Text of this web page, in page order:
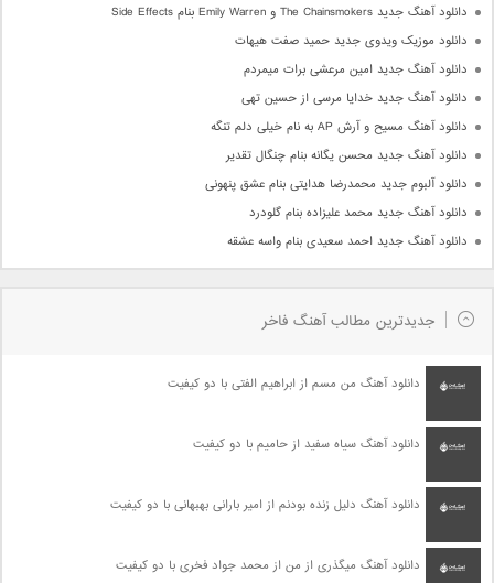
دانلود آهنگ جدید The Chainsmokers و Emily Warren بنام Side Effects
دانلود موزیک ویدوی جدید حمید صفت هیهات
دانلود آهنگ جدید امین مرعشی برات میمردم
دانلود آهنگ جدید خدایا مرسی از حسین تهی
دانلود آهنگ مسیح و آرش AP به نام خیلی دلم تنگه
دانلود آهنگ جدید محسن یگانه بنام چنگال تقدیر
دانلود آلبوم جدید محمدرضا هدایتی بنام عشق پنهونی
دانلود آهنگ جدید محمد علیزاده بنام گلودرد
دانلود آهنگ جدید احمد سعیدی بنام واسه عشقه
جدیدترین مطالب آهنگ فاخر
دانلود آهنگ من مسم از ابراهیم الفتی با دو کیفیت
دانلود آهنگ سیاه سفید از حامیم با دو کیفیت
دانلود آهنگ دلیل زنده بودنم از امیر بارانی بهبهانی با دو کیفیت
دانلود آهنگ میگذری از من از محمد جواد فخری با دو کیفیت